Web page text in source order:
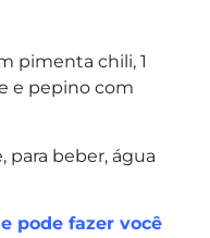
pimenta chili, 1
e pepino com
para beber, água
pode fazer você